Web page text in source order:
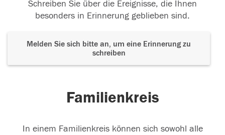
Schreiben Sie über die Ereignisse, die Ihnen
besonders in Erinnerung geblieben sind.
Melden Sie sich bitte an, um eine Erinnerung zu
schreiben
Familienkreis
In einem Familienkreis können sich sowohl alle